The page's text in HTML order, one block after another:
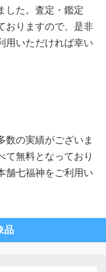
した。査定・鑑定
おりますので、是非
用いただければ幸い
数の実績がございま
て無料となっており
舗七福神をご利用い
品